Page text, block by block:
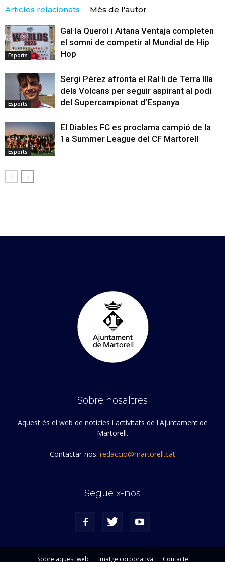
Articles relacionats Més de l'autor
Esports
Gal·la Querol i Aitana Ventaja completen
el somni de competir al Mundial de Hip
Hop
Esports
Sergi Pérez afronta el Ral·li de Terra Illa
dels Volcans per seguir aspirant al podi
del Supercampionat d’Espanya
Esports
El Diables FC es proclama campió de la
1a Summer League del CF Martorell
Sobre nosaltres
Aquest és el web de notícies i activitats de l'Ajuntament de
Martorell.
Contactar-nos: redaccio@martorell.cat
Segueix-nos
Sobre aquest web Imatge corporativa Contacte